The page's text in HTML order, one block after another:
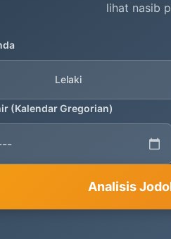
lihat nasib
Lelaki
(Kalendar Gregorian)
Analisis